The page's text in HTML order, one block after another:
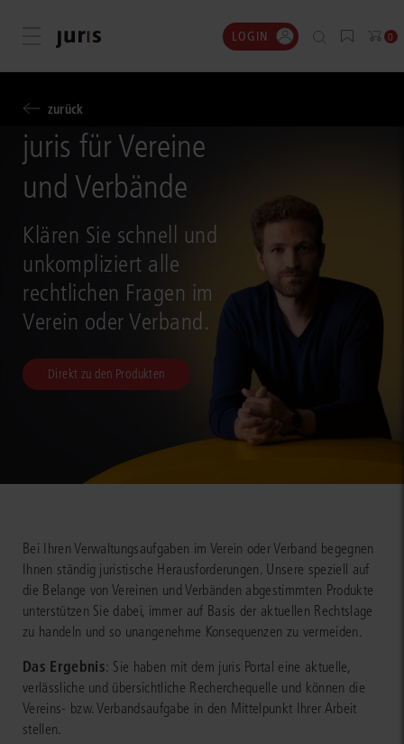
Menü öffnen LOGIN 0
zurück
juris für Vereine
und Verbände
Klären Sie schnell und
unkompliziert alle
rechtlichen Fragen im
Verein oder Verband.
Direkt zu den Produkten
Bei Ihren Verwaltungsaufgaben im Verein oder Verband begegnen
Ihnen ständig juristische Herausforderungen. Unsere speziell auf
die Belange von Vereinen und Verbänden abgestimmten Produkte
unterstützen Sie dabei, immer auf Basis der aktuellen Rechtslage
zu handeln und so unangenehme Konsequenzen zu vermeiden.
Das Ergebnis: Sie haben mit dem juris Portal eine aktuelle,
verlässliche und übersichtliche Recherchequelle und können die
Vereins- bzw. Verbandsaufgabe in den Mittelpunkt Ihrer Arbeit
stellen.